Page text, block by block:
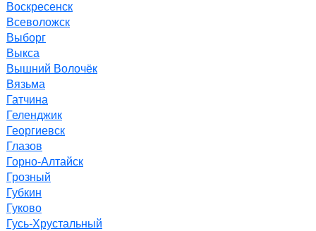
Воскресенск
Всеволожск
Выборг
Выкса
Вышний Волочёк
Вязьма
Гатчина
Геленджик
Георгиевск
Глазов
Горно-Алтайск
Грозный
Губкин
Гуково
Гусь-Хрустальный